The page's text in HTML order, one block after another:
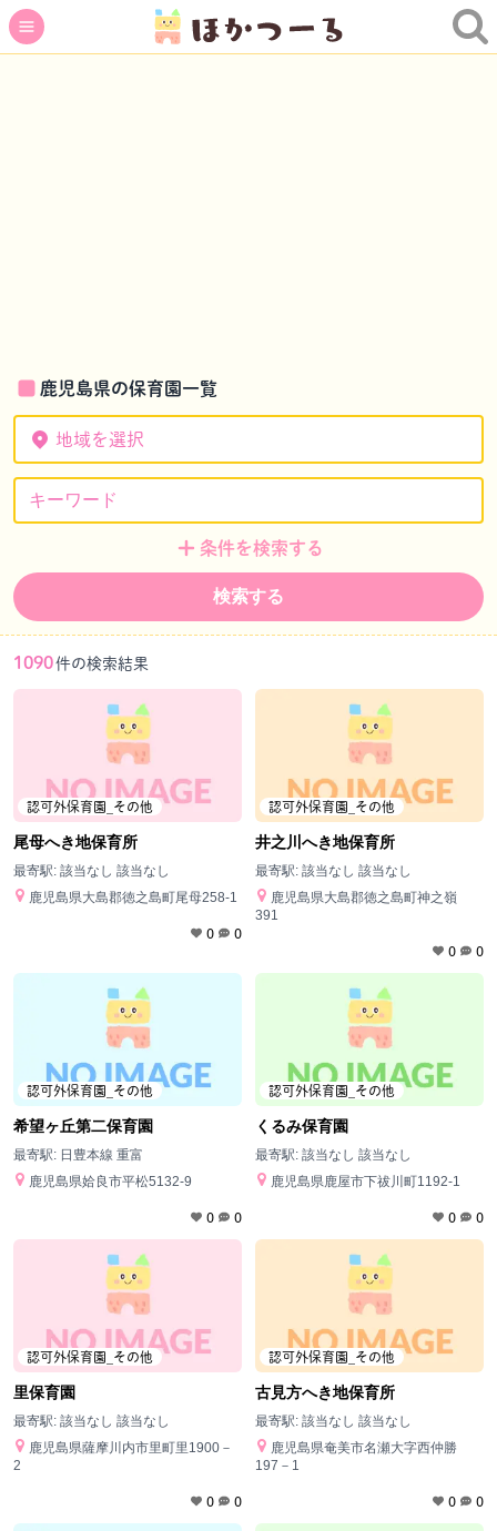
鹿児島県の保育園一覧
地域を選択
条件を検索する
検索する
1090件の検索結果
認可外保育園_その他
尾母へき地保育所
最寄駅: 該当なし 該当なし
鹿児島県大島郡徳之島町尾母258-1
0 0
認可外保育園_その他
井之川へき地保育所
最寄駅: 該当なし 該当なし
鹿児島県大島郡徳之島町神之嶺
391
0 0
認可外保育園_その他
希望ヶ丘第二保育園
最寄駅: 日豊本線 重富
鹿児島県姶良市平松5132-9
0 0
認可外保育園_その他
くるみ保育園
最寄駅: 該当なし 該当なし
鹿児島県鹿屋市下祓川町1192-1
0 0
認可外保育園_その他
里保育園
最寄駅: 該当なし 該当なし
鹿児島県薩摩川内市里町里1900－
2
0 0
認可外保育園_その他
古見方へき地保育所
最寄駅: 該当なし 該当なし
鹿児島県奄美市名瀬大字西仲勝
197－1
0 0